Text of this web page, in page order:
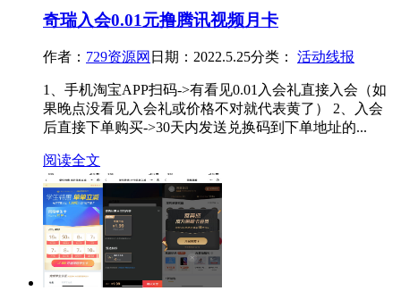
奇瑞入会0.01元撸腾讯视频月卡
作者： 729资源网 日期：2022.5.25分类： 活动线报
1、手机淘宝APP扫码->有看见0.01入会礼直接入会（如
果晚点没看见入会礼或价格不对就代表黄了） 2、入会
后直接下单购买->30天内发送兑换码到下单地址的...
阅读全文